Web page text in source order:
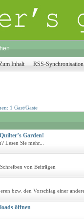
Inhalt RSS-Synchronisation
1 Gast/Gäste
Garden!
Lesen Sie mehr...
von Beiträgen
bzw. den Vorschlag einer
öffnen